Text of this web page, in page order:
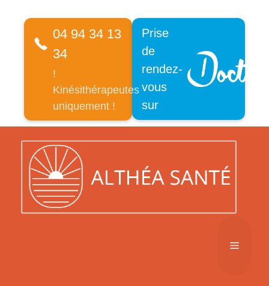
04 94 34 13
34
!
Kinésithérapeutes
uniquement !
Prise
de
rendez-
vous
sur